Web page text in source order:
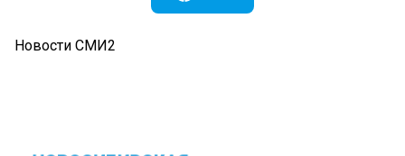
Новости СМИ2
НОВОСИБИРСКАЯ